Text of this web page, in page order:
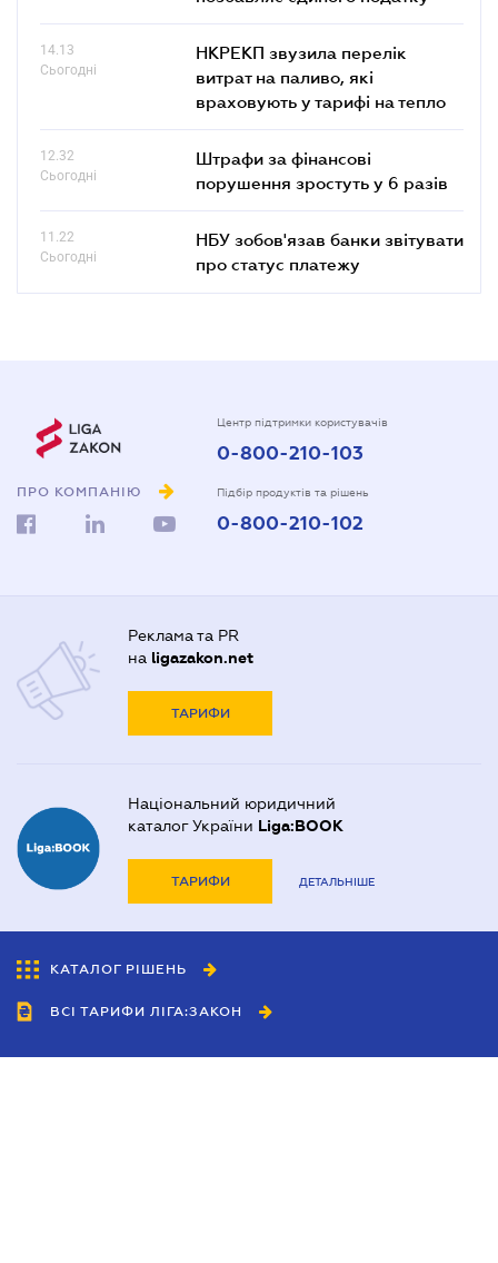
14.13
Сьогодні
НКРЕКП звузила перелік
витрат на паливо, які
враховують у тарифі на тепло
12.32
Сьогодні
Штрафи за фінансові
порушення зростуть у 6 разів
11.22
Сьогодні
НБУ зобов'язав банки звітувати
про статус платежу
ПРО КОМПАНІЮ
Центр підтримки користувачів
0-800-210-103
Підбір продуктів та рішень
0-800-210-102
Реклама та PR
на ligazakon.net
ТАРИФИ
Національний юридичний
каталог України Liga:BOOK
ТАРИФИ ДЕТАЛЬНІШЕ
КАТАЛОГ РІШЕНЬ
ВСІ ТАРИФИ ЛІГА:ЗАКОН